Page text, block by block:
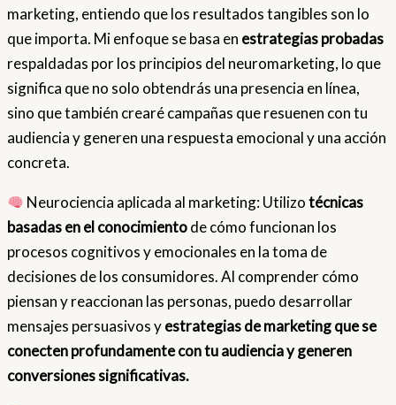
marketing, entiendo que los resultados tangibles son lo
que importa. Mi enfoque se basa en estrategias probadas
respaldadas por los principios del neuromarketing, lo que
significa que no solo obtendrás una presencia en línea,
sino que también crearé campañas que resuenen con tu
audiencia y generen una respuesta emocional y una acción
concreta.
Neurociencia aplicada al marketing: Utilizotécnicas
basadas en el conocimientode cómo funcionan los
procesos cognitivos y emocionales en la toma de
decisiones de los consumidores. Al comprender cómo
piensan y reaccionan las personas, puedo desarrollar
mensajes persuasivos yestrategias de marketing que se
conecten profundamente con tu audiencia y generen
conversiones significativas.